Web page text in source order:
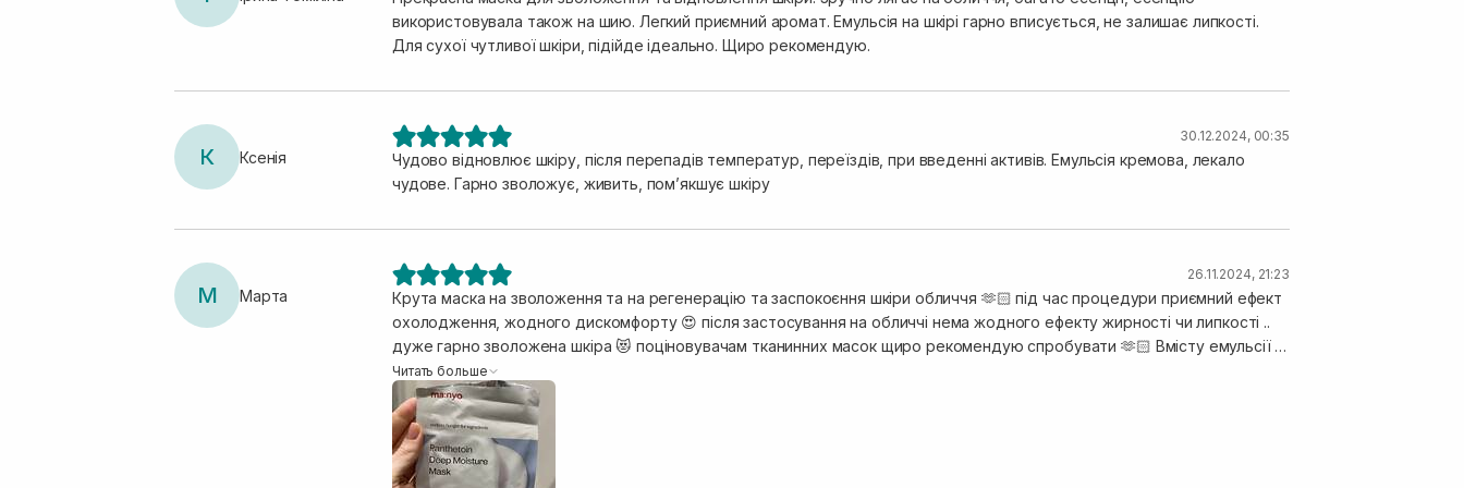
використовувала також на шию. Легкий приємний аромат. Емульсія на шкірі гарно вписується, не залишає липкості.
Для сухої чутливої шкіри, підійде ідеально. Щиро рекомендую.
К Ксенія
30.12.2024, 00:35
Чудово відновлює шкіру, після перепадів температур, переїздів, при введенні активів. Емульсія кремова, лекало
чудове. Гарно зволожує, живить, помʼякшує шкіру
М Марта
26.11.2024, 21:23
Крута маска на зволоження та на регенерацію та заспокоєння шкіри обличчя 🫶🏻 під час процедури приємний ефект
охолодження, жодного дискомфорту 😍 після застосування на обличчі нема жодного ефекту жирності чи липкості ..
дуже гарно зволожена шкіра 😻 поціновувачам тканинних масок щиро рекомендую спробувати 🫶🏻 Вмісту емульсії в
пачці дуууже багато , що дуже тішить )
Читать больше